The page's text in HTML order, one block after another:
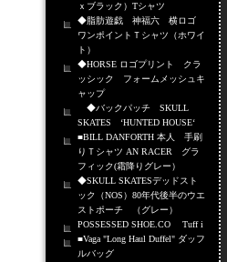
ｘブラック）Tシャツ
◆脂肪遊戯 神福六 横ロゴ
ワンポイントＴシャツ（ホワイ
ト）
◆HORSE ロゴプリント クラ
ッシック フォームメッシュキ
ャップ
◆バックパッチ SKULL
SKATES ‘HUNTED HOUSE‘
■BILL DANFORTH 本人 手刷
りＴシャツ AN RACER グラ
フィック(霜降りグレー）
◆SKULL SKATESデッドスト
ック（NOS）80年代後半のウエ
ストポーチ （グレー）
POSSESSED SHOE.CO Tuff i
■Vaga "Long Haul Duffel" ダッフ
ルバッグ